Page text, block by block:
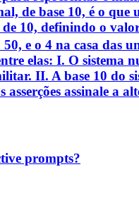
de base 10, é o
10, definindo o
e o 4 na casa das
elas: I. O
II. A base 10 do
asserções assinale a
prompts?